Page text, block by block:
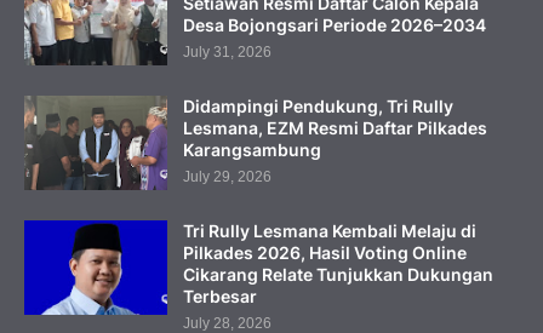
Desa Bojongsari Periode 2026–2034
July 31, 2026
Didampingi Pendukung, Tri Rully
Lesmana, EZM Resmi Daftar Pilkades
Karangsambung
July 29, 2026
Tri Rully Lesmana Kembali Melaju di
Pilkades 2026, Hasil Voting Online
Cikarang Relate Tunjukkan Dukungan
Terbesar
July 28, 2026